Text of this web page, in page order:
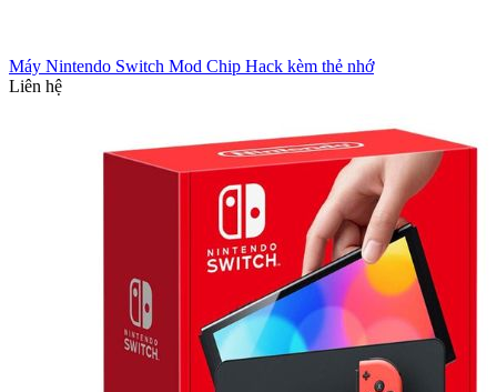
Máy Nintendo Switch Mod Chip Hack kèm thẻ nhớ
Liên hệ